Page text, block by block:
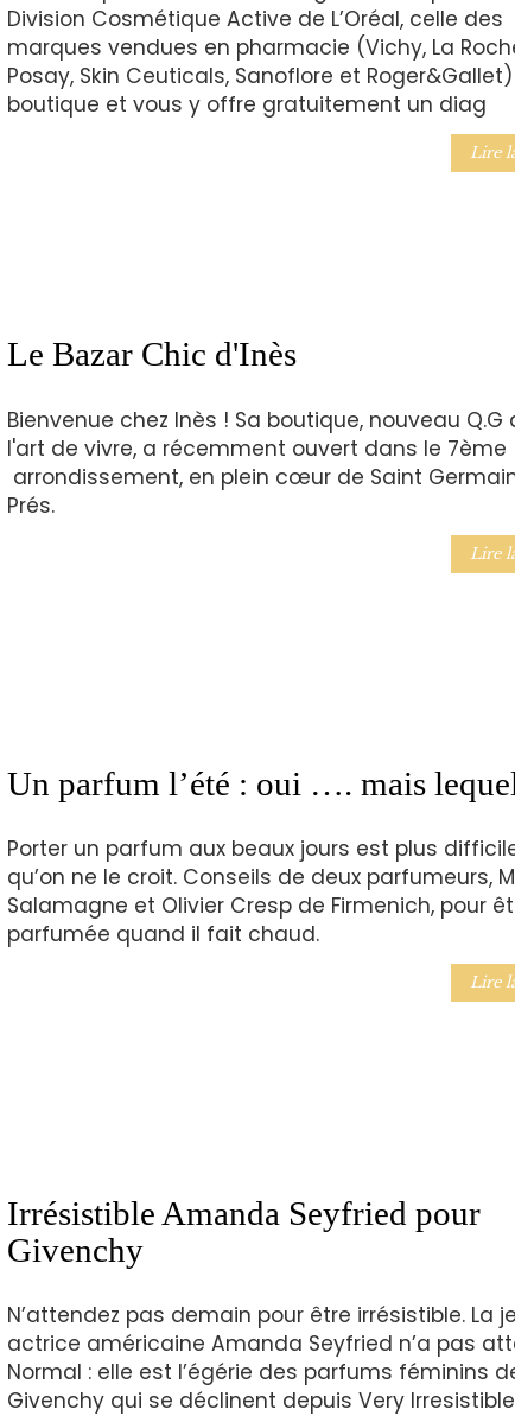
Division Cosmétique Active de L’Oréal, celle des
marques vendues en pharmacie (Vichy, La
Posay, Skin Ceuticals, Sanoflore et
boutique et vous y offre gratuitement un diag
Lire
Le Bazar Chic d'Inès
Bienvenue chez Inès ! Sa boutique, nouveau Q.G
l'art de vivre, a récemment ouvert dans le 7ème
arrondissement, en plein cœur de Saint
Prés.
Lire
Un parfum l’été : oui …. mais
Porter un parfum aux beaux jours est plus
qu’on ne le croit. Conseils de deux parfumeurs,
Salamagne et Olivier Cresp de Firmenich, pour
parfumée quand il fait chaud.
Lire
Irrésistible Amanda Seyfried pour
Givenchy
N’attendez pas demain pour être irrésistible. La
actrice américaine Amanda Seyfried n’a pas
Normal : elle est l’égérie des parfums féminins
Givenchy qui se déclinent depuis Very